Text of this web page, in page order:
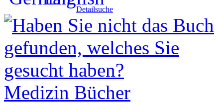
Detailsuche
Medizin Bücher